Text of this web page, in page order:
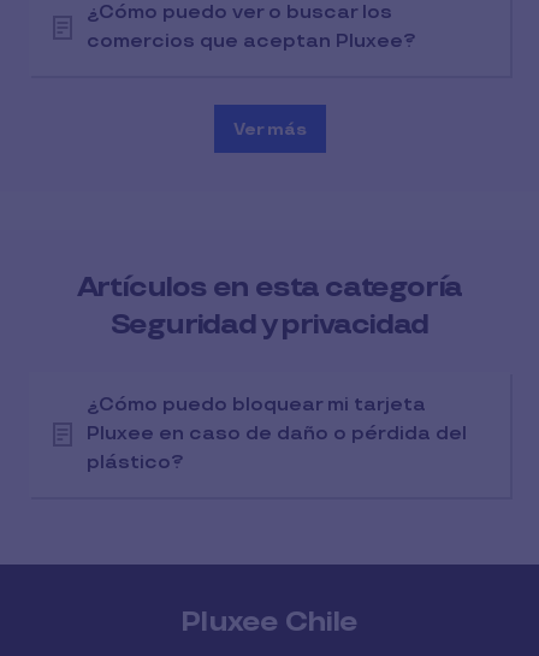
¿Cómo puedo ver o buscar los
comercios que aceptan Pluxee?
Ver más
Artículos en esta categoría
Seguridad y privacidad
¿Cómo puedo bloquear mi tarjeta
Pluxee en caso de daño o pérdida del
plástico?
Pluxee Chile